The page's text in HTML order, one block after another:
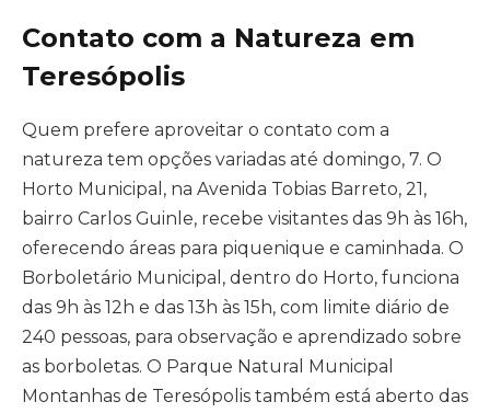
Contato com a Natureza em
Teresópolis
Quem prefere aproveitar o contato com a
natureza tem opções variadas até domingo, 7. O
Horto Municipal, na Avenida Tobias Barreto, 21,
bairro Carlos Guinle, recebe visitantes das 9h às 16h,
oferecendo áreas para piquenique e caminhada. O
Borboletário Municipal, dentro do Horto, funciona
das 9h às 12h e das 13h às 15h, com limite diário de
240 pessoas, para observação e aprendizado sobre
as borboletas. O Parque Natural Municipal
Montanhas de Teresópolis também está aberto das